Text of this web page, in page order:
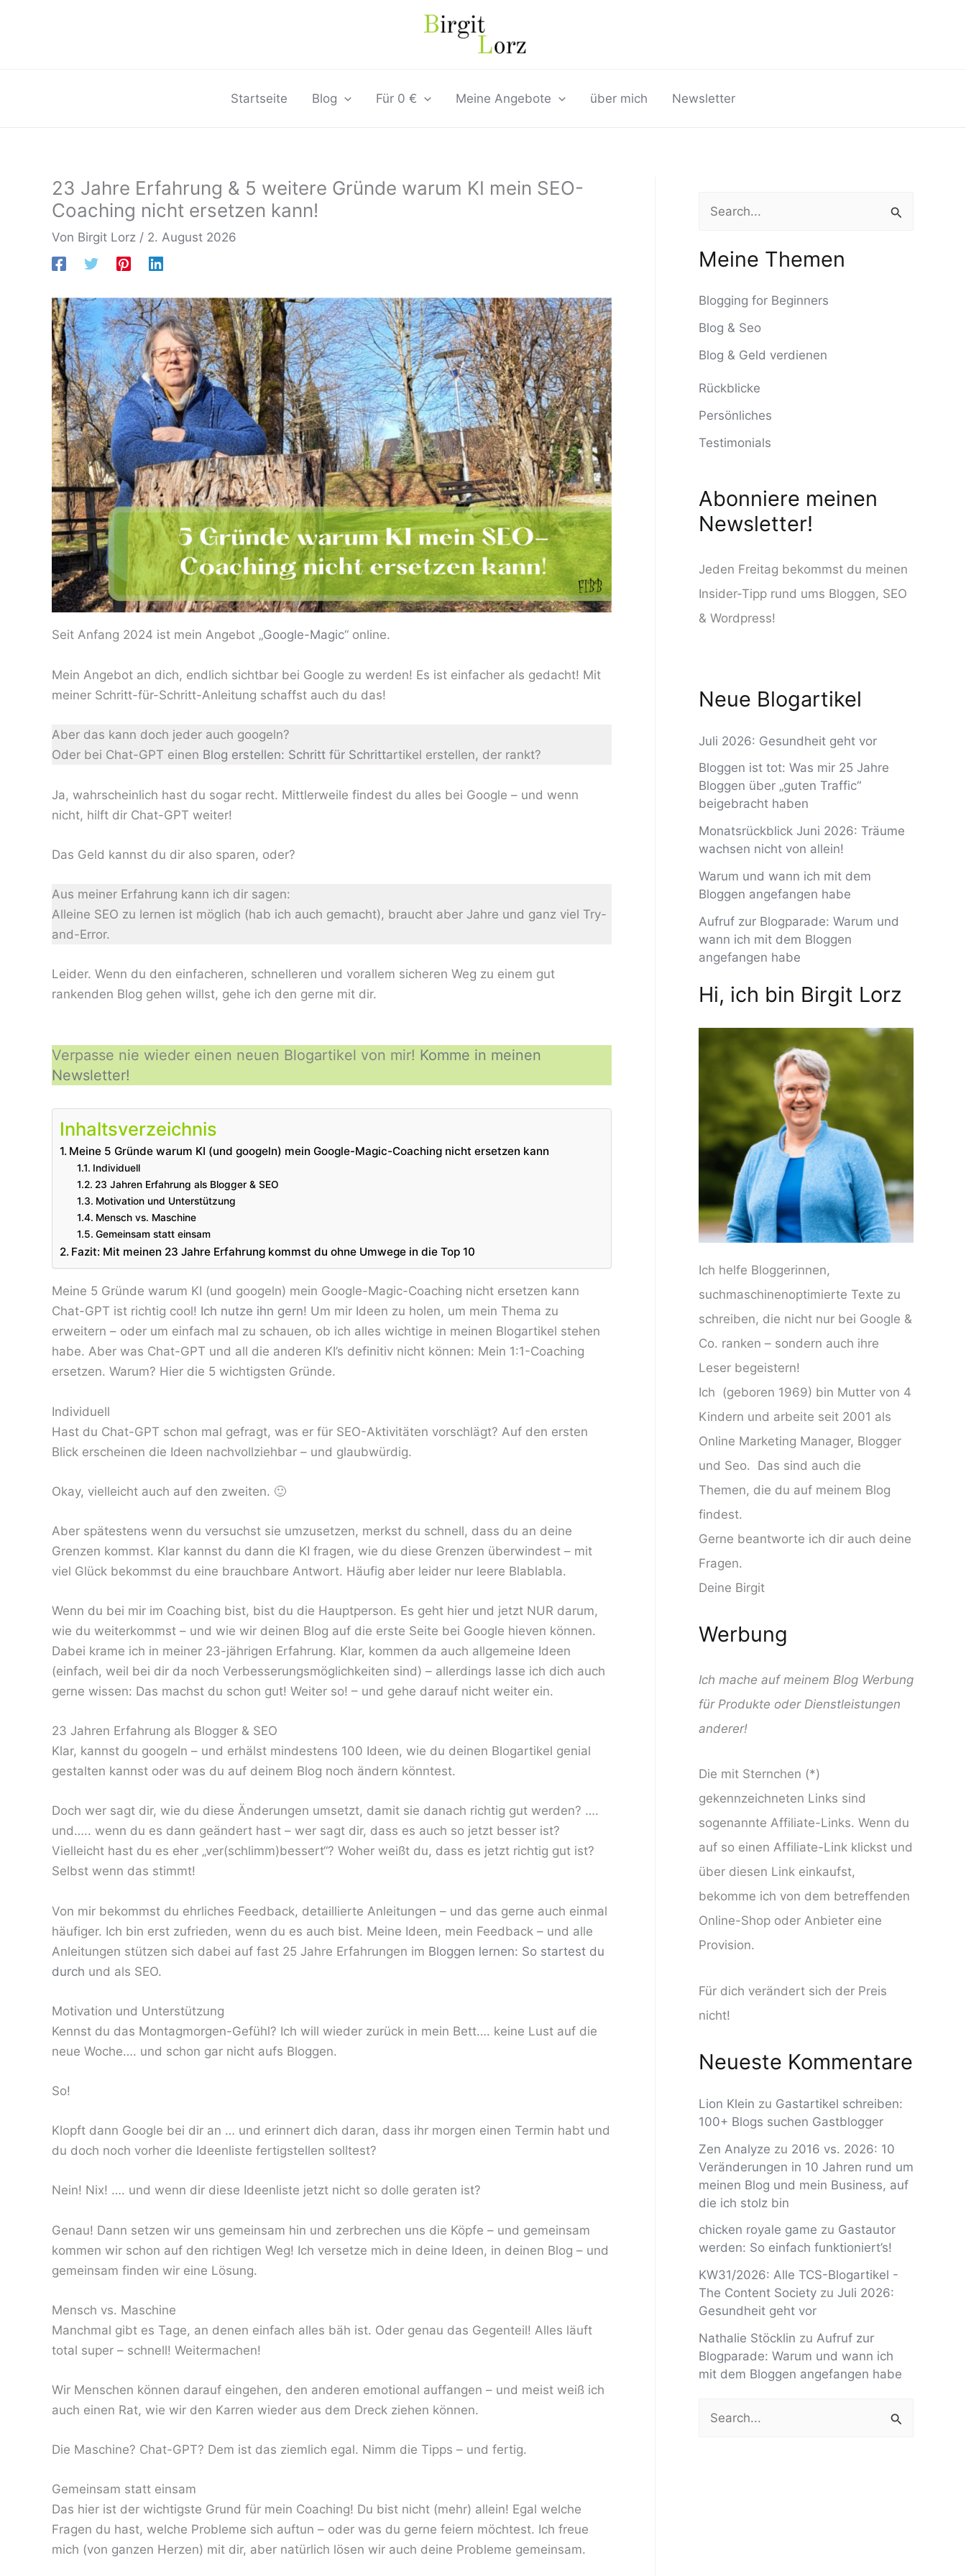
Startseite Blog Für 0 € Meine Angebote über mich Newsletter
23 Jahre Erfahrung & 5 weitere Gründe warum KI mein SEO-
Coaching nicht ersetzen kann!
Von Birgit Lorz / 2. August 2026
Seit Anfang 2024 ist mein Angebot „Google-Magic“ online.
Mein Angebot an dich, endlich sichtbar bei Google zu werden! Es ist einfacher als gedacht! Mit
meiner Schritt-für-Schritt-Anleitung schaffst auch du das!
Aber das kann doch jeder auch googeln?
Oder bei Chat-GPT einen Blog erstellen: Schritt für Schrittartikel erstellen, der rankt?
Ja, wahrscheinlich hast du sogar recht. Mittlerweile findest du alles bei Google – und wenn
nicht, hilft dir Chat-GPT weiter!
Das Geld kannst du dir also sparen, oder?
Aus meiner Erfahrung kann ich dir sagen:
Alleine SEO zu lernen ist möglich (hab ich auch gemacht), braucht aber Jahre und ganz viel Try-
and-Error.
Leider. Wenn du den einfacheren, schnelleren und vorallem sicheren Weg zu einem gut
rankenden Blog gehen willst, gehe ich den gerne mit dir.
Verpasse nie wieder einen neuen Blogartikel von mir! Komme in meinen
Newsletter!
Inhaltsverzeichnis
Meine 5 Gründe warum KI (und googeln) mein Google-Magic-Coaching nicht ersetzen kann
Individuell
23 Jahren Erfahrung als Blogger & SEO
Motivation und Unterstützung
Mensch vs. Maschine
Gemeinsam statt einsam
Fazit: Mit meinen 23 Jahre Erfahrung kommst du ohne Umwege in die Top 10
Meine 5 Gründe warum KI (und googeln) mein Google-Magic-Coaching nicht ersetzen kann
Chat-GPT ist richtig cool! Ich nutze ihn gern! Um mir Ideen zu holen, um mein Thema zu
erweitern – oder um einfach mal zu schauen, ob ich alles wichtige in meinen Blogartikel stehen
habe. Aber was Chat-GPT und all die anderen KI’s definitiv nicht können: Mein 1:1-Coaching
ersetzen. Warum? Hier die 5 wichtigsten Gründe.
Individuell
Hast du Chat-GPT schon mal gefragt, was er für SEO-Aktivitäten vorschlägt? Auf den ersten
Blick erscheinen die Ideen nachvollziehbar – und glaubwürdig.
Okay, vielleicht auch auf den zweiten. 🙂
Aber spätestens wenn du versuchst sie umzusetzen, merkst du schnell, dass du an deine
Grenzen kommst. Klar kannst du dann die KI fragen, wie du diese Grenzen überwindest – mit
viel Glück bekommst du eine brauchbare Antwort. Häufig aber leider nur leere Blablabla.
Wenn du bei mir im Coaching bist, bist du die Hauptperson. Es geht hier und jetzt NUR darum,
wie du weiterkommst – und wie wir deinen Blog auf die erste Seite bei Google hieven können.
Dabei krame ich in meiner 23-jährigen Erfahrung. Klar, kommen da auch allgemeine Ideen
(einfach, weil bei dir da noch Verbesserungsmöglichkeiten sind) – allerdings lasse ich dich auch
gerne wissen: Das machst du schon gut! Weiter so! – und gehe darauf nicht weiter ein.
23 Jahren Erfahrung als Blogger & SEO
Klar, kannst du googeln – und erhälst mindestens 100 Ideen, wie du deinen Blogartikel genial
gestalten kannst oder was du auf deinem Blog noch ändern könntest.
Doch wer sagt dir, wie du diese Änderungen umsetzt, damit sie danach richtig gut werden? ….
und….. wenn du es dann geändert hast – wer sagt dir, dass es auch so jetzt besser ist?
Vielleicht hast du es eher „ver(schlimm)bessert“? Woher weißt du, dass es jetzt richtig gut ist?
Selbst wenn das stimmt!
Von mir bekommst du ehrliches Feedback, detaillierte Anleitungen – und das gerne auch einmal
häufiger. Ich bin erst zufrieden, wenn du es auch bist. Meine Ideen, mein Feedback – und alle
Anleitungen stützen sich dabei auf fast 25 Jahre Erfahrungen im Bloggen lernen: So startest du
durch und als SEO.
Motivation und Unterstützung
Kennst du das Montagmorgen-Gefühl? Ich will wieder zurück in mein Bett…. keine Lust auf die
neue Woche…. und schon gar nicht aufs Bloggen.
So!
Klopft dann Google bei dir an … und erinnert dich daran, dass ihr morgen einen Termin habt und
du doch noch vorher die Ideenliste fertigstellen solltest?
Nein! Nix! …. und wenn dir diese Ideenliste jetzt nicht so dolle geraten ist?
Genau! Dann setzen wir uns gemeinsam hin und zerbrechen uns die Köpfe – und gemeinsam
kommen wir schon auf den richtigen Weg! Ich versetze mich in deine Ideen, in deinen Blog – und
gemeinsam finden wir eine Lösung.
Mensch vs. Maschine
Manchmal gibt es Tage, an denen einfach alles bäh ist. Oder genau das Gegenteil! Alles läuft
total super – schnell! Weitermachen!
Wir Menschen können darauf eingehen, den anderen emotional auffangen – und meist weiß ich
auch einen Rat, wie wir den Karren wieder aus dem Dreck ziehen können.
Die Maschine? Chat-GPT? Dem ist das ziemlich egal. Nimm die Tipps – und fertig.
Gemeinsam statt einsam
Das hier ist der wichtigste Grund für mein Coaching! Du bist nicht (mehr) allein! Egal welche
Fragen du hast, welche Probleme sich auftun – oder was du gerne feiern möchtest. Ich freue
mich (von ganzen Herzen) mit dir, aber natürlich lösen wir auch deine Probleme gemeinsam.
c
e
n
n
h
Meine Themen
Blogging for Beginners
Blog & Seo
Blog & Geld verdienen
Rückblicke
Persönliches
Testimonials
Abonniere meinen
Newsletter!
Jeden Freitag bekommst du meinen
Insider-Tipp rund ums Bloggen, SEO
& Wordpress!
Neue Blogartikel
Juli 2026: Gesundheit geht vor
Bloggen ist tot: Was mir 25 Jahre
Bloggen über „guten Traffic“
beigebracht haben
Monatsrückblick Juni 2026: Träume
wachsen nicht von allein!
Warum und wann ich mit dem
Bloggen angefangen habe
Aufruf zur Blogparade: Warum und
wann ich mit dem Bloggen
angefangen habe
Hi, ich bin Birgit Lorz
Ich helfe Bloggerinnen,
suchmaschinenoptimierte Texte zu
schreiben, die nicht nur bei Google &
Co. ranken – sondern auch ihre
Leser begeistern!
Ich (geboren 1969) bin Mutter von 4
Kindern und arbeite seit 2001 als
Online Marketing Manager, Blogger
und Seo. Das sind auch die
Themen, die du auf meinem Blog
findest.
Gerne beantworte ich dir auch deine
Fragen.
Deine Birgit
Werbung
Ich mache auf meinem Blog Werbung
für Produkte oder Dienstleistungen
anderer!
Die mit Sternchen (*)
gekennzeichneten Links sind
sogenannte Affiliate-Links. Wenn du
auf so einen Affiliate-Link klickst und
über diesen Link einkaufst,
bekomme ich von dem betreffenden
Online-Shop oder Anbieter eine
Provision.
Für dich verändert sich der Preis
nicht!
Neueste Kommentare
Lion Klein zu Gastartikel schreiben:
100+ Blogs suchen Gastblogger
Zen Analyze zu 2016 vs. 2026: 10
Veränderungen in 10 Jahren rund um
meinen Blog und mein Business, auf
die ich stolz bin
chicken royale game zu Gastautor
werden: So einfach funktioniert’s!
KW31/2026: Alle TCS-Blogartikel -
The Content Society zu Juli 2026:
Gesundheit geht vor
Nathalie Stöcklin zu Aufruf zur
Blogparade: Warum und wann ich
mit dem Bloggen angefangen habe